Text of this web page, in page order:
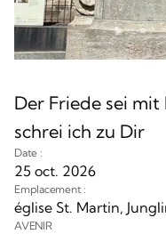
Der Friede sei
schrei ich zu Dir
Date :
25 oct. 2026
Emplacement :
église St. Martin,
AVENIR